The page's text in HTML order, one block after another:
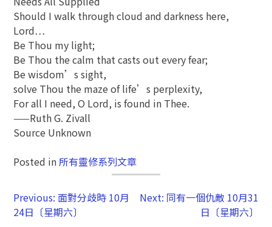
Should I walk through cloud and darkness here,
Lord…
Be Thou my light;
Be Thou the calm that casts out every fear;
Be wisdom’s sight,
solve Thou the maze of life’s perplexity,
For all I need, O Lord, is found in Thee.
——Ruth G. Zivall
Source Unknown
Posted in 所有靈修系列文章
Previous: 面對分歧時 10月
24日〔星期六〕
Next: 同有一個仇敵 10月31
日〔星期六〕